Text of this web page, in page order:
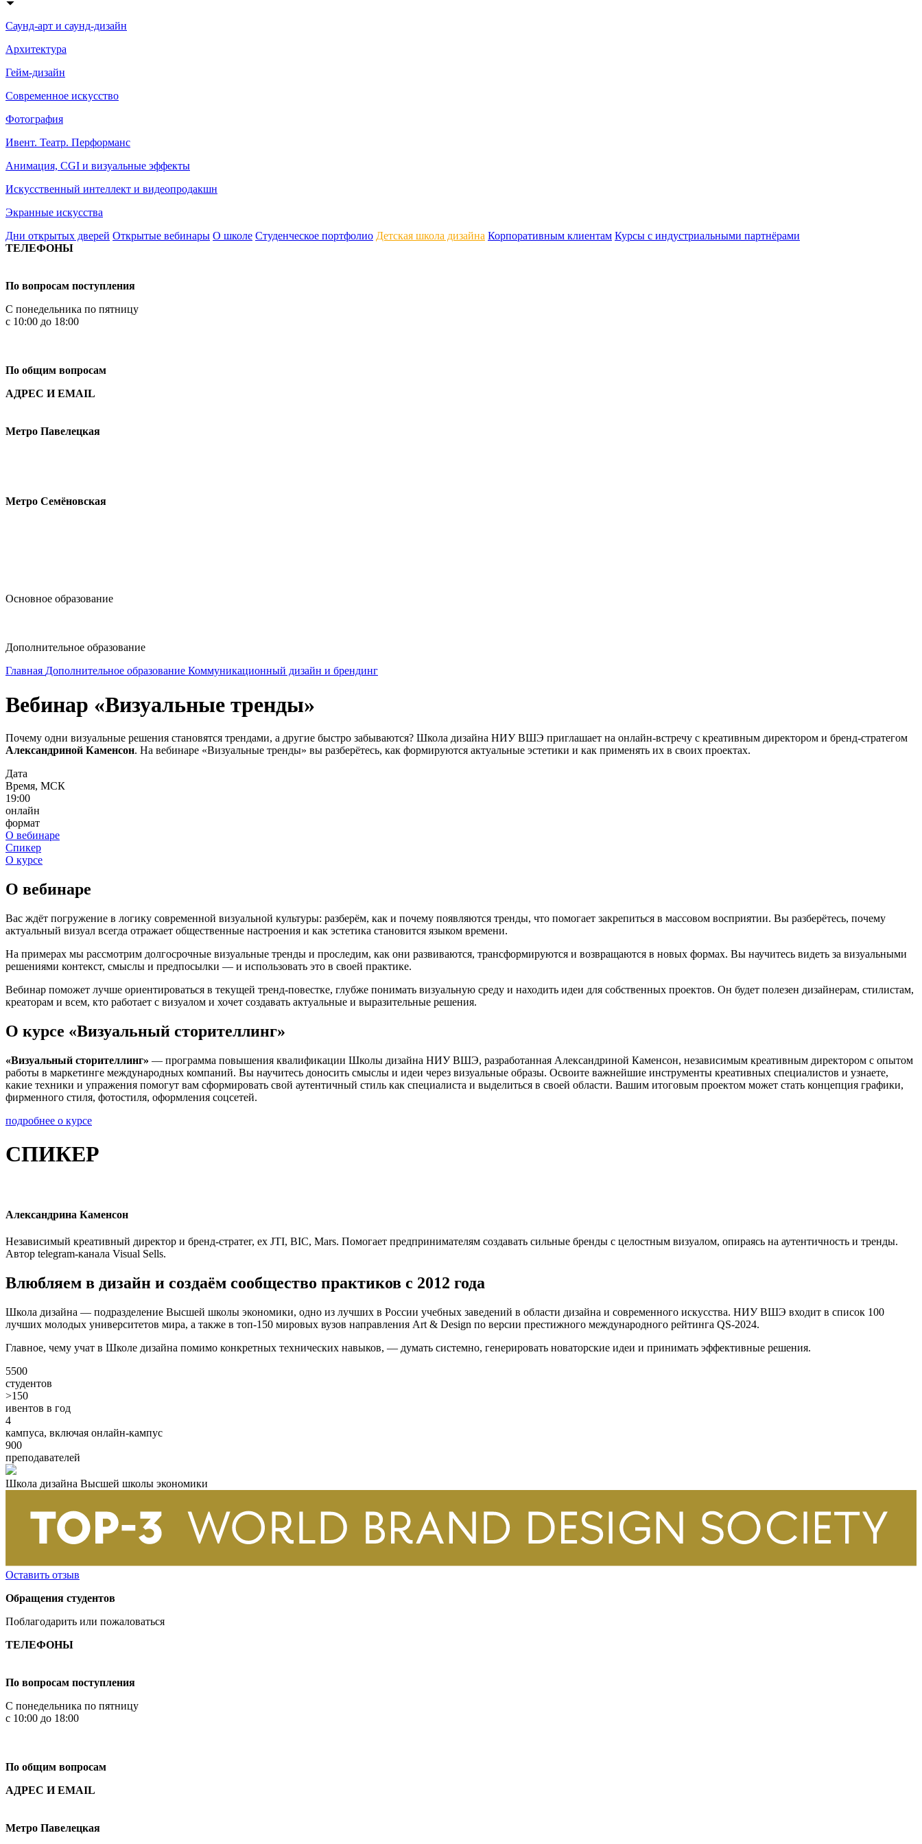
Саунд-арт и саунд-дизайн
Архитектура
Гейм-дизайн
Современное искусство
Фотография
Ивент. Театр. Перформанс
Анимация, CGI и визуальные эффекты
Искусственный интеллект и видеопродакшн
Экранные искусства
Дни открытых дверей Открытые вебинары О школе Студенческое портфолио Детская школа дизайна Корпоративным клиентам Курсы с индустриальными партнёрами
ТЕЛЕФОНЫ
По вопросам поступления
С понедельника по пятницу
с 10:00 до 18:00
По общим вопросам
АДРЕС И EMAIL
Метро Павелецкая
Метро Семёновская
Основное образование
Дополнительное образование
Главная Дополнительное образование Коммуникационный дизайн и брендинг
Вебинар «Визуальные тренды»
Почему одни визуальные решения становятся трендами, а другие быстро забываются? Школа дизайна НИУ ВШЭ приглашает на онлайн-встречу с креативным директором и бренд-стратегом
Александриной Каменсон. На вебинаре «Визуальные тренды» вы разберётесь, как формируются актуальные эстетики и как применять их в своих проектах.
Дата
Время, МСК
19:00
онлайн
формат
О вебинаре
Спикер
О курсе
О вебинаре
Вас ждёт погружение в логику современной визуальной культуры: разберём, как и почему появляются тренды, что помогает закрепиться в массовом восприятии. Вы разберётесь, почему
актуальный визуал всегда отражает общественные настроения и как эстетика становится языком времени.
На примерах мы рассмотрим долгосрочные визуальные тренды и проследим, как они развиваются, трансформируются и возвращаются в новых формах. Вы научитесь видеть за визуальными
решениями контекст, смыслы и предпосылки — и использовать это в своей практике.
Вебинар поможет лучше ориентироваться в текущей тренд-повестке, глубже понимать визуальную среду и находить идеи для собственных проектов. Он будет полезен дизайнерам, стилистам,
креаторам и всем, кто работает с визуалом и хочет создавать актуальные и выразительные решения.
О курсе «Визуальный сторителлинг»
«Визуальный сторителлинг» — программа повышения квалификации Школы дизайна НИУ ВШЭ, разработанная Александриной Каменсон, независимым креативным директором с опытом
работы в маркетинге международных компаний. Вы научитесь доносить смыслы и идеи через визуальные образы. Освоите важнейшие инструменты креативных специалистов и узнаете,
какие техники и упражения помогут вам сформировать свой аутентичный стиль как специалиста и выделиться в своей области. Вашим итоговым проектом может стать концепция графики,
фирменного стиля, фотостиля, оформления соцсетей.
подробнее о курсе
СПИКЕР
Александрина Каменсон
Независимый креативный директор и бренд-стратег, ex JTI, BIC, Mars. Помогает предпринимателям создавать сильные бренды с целостным визуалом, опираясь на аутентичность и тренды.
Автор telegram-канала Visual Sells.
Влюбляем в дизайн и создаём сообщество практиков с 2012 года
Школа дизайна — подразделение Высшей школы экономики, одно из лучших в России учебных заведений в области дизайна и современного искусства. НИУ ВШЭ входит в список 100
лучших молодых университетов мира, а также в топ-150 мировых вузов направления Art & Design по версии престижного международного рейтинга QS-2024.
Главное, чему учат в Школе дизайна помимо конкретных технических навыков, — думать системно, генерировать новаторские идеи и принимать эффективные решения.
5500
студентов
>150
ивентов в год
4
кампуса, включая онлайн-кампус
900
преподавателей
Школа дизайна Высшей школы экономики
Оставить отзыв
Обращения студентов
Поблагодарить или пожаловаться
ТЕЛЕФОНЫ
По вопросам поступления
С понедельника по пятницу
с 10:00 до 18:00
По общим вопросам
АДРЕС И EMAIL
Метро Павелецкая